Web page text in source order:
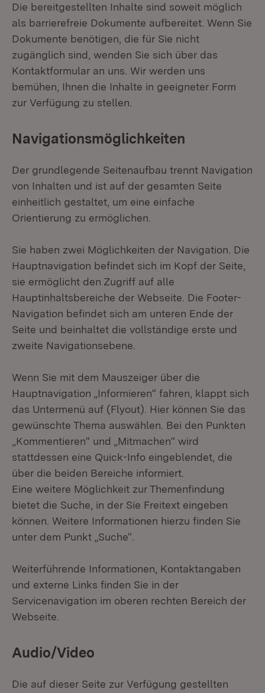
Die bereitgestellten Inhalte sind soweit möglich
als barrierefreie Dokumente aufbereitet. Wenn Sie
Dokumente benötigen, die für Sie nicht
zugänglich sind, wenden Sie sich über das
Kontaktformular an uns. Wir werden uns
bemühen, Ihnen die Inhalte in geeigneter Form
zur Verfügung zu stellen.
Navigationsmöglichkeiten
Der grundlegende Seitenaufbau trennt Navigation
von Inhalten und ist auf der gesamten Seite
einheitlich gestaltet, um eine einfache
Orientierung zu ermöglichen.
Sie haben zwei Möglichkeiten der Navigation. Die
Hauptnavigation befindet sich im Kopf der Seite,
sie ermöglicht den Zugriff auf alle
Hauptinhaltsbereiche der Webseite. Die Footer-
Navigation befindet sich am unteren Ende der
Seite und beinhaltet die vollständige erste und
zweite Navigationsebene.
Wenn Sie mit dem Mauszeiger über die
Hauptnavigation „Informieren“ fahren, klappt sich
das Untermenü auf (Flyout). Hier können Sie das
gewünschte Thema auswählen. Bei den Punkten
„Kommentieren“ und „Mitmachen“ wird
stattdessen eine Quick-Info eingeblendet, die
über die beiden Bereiche informiert.
Eine weitere Möglichkeit zur Themenfindung
bietet die Suche, in der Sie Freitext eingeben
können. Weitere Informationen hierzu finden Sie
unter dem Punkt „Suche“.
Weiterführende Informationen, Kontaktangaben
und externe Links finden Sie in der
Servicenavigation im oberen rechten Bereich der
Webseite.
Audio/Video
Die auf dieser Seite zur Verfügung gestellten